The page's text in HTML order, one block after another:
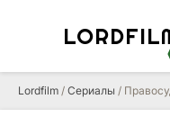
Lordfilm / Сериалы /